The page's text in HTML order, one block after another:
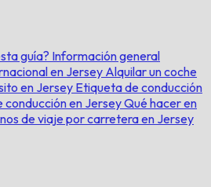
guía? Información general
en Jersey Alquilar un coche
en Jersey Etiqueta de conducción
conducción en JerseyQué hacer en
de viaje por carretera en Jersey